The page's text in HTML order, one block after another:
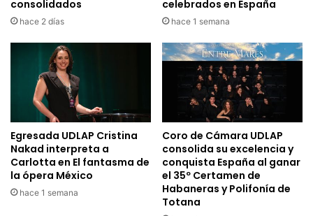
consolidados
hace 2 días
celebrados en España
hace 1 semana
Egresada UDLAP Cristina
Nakad interpreta a
Carlotta en El fantasma de
la ópera México
hace 1 semana
Coro de Cámara UDLAP
consolida su excelencia y
conquista España al ganar
el 35º Certamen de
Habaneras y Polifonía de
Totana